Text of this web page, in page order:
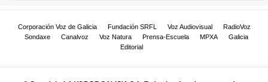
Corporación Voz de Galicia Fundación SRFL Voz Audiovisual
RadioVoz
Sondaxe
Canalvoz Voz Natura Prensa-Escuela MPXA
Galicia
Editorial